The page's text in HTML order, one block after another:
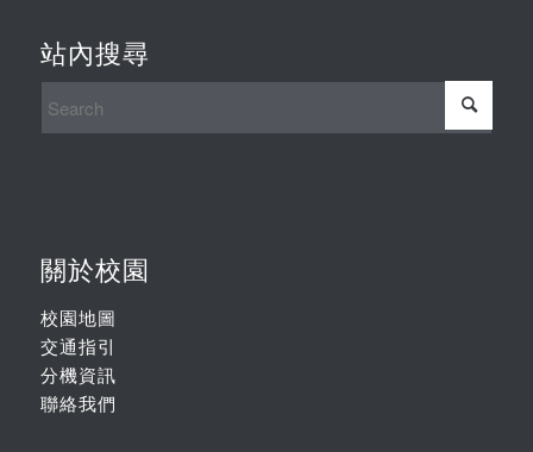
站內搜尋
關於校園
校園地圖
交通指引
分機資訊
聯絡我們